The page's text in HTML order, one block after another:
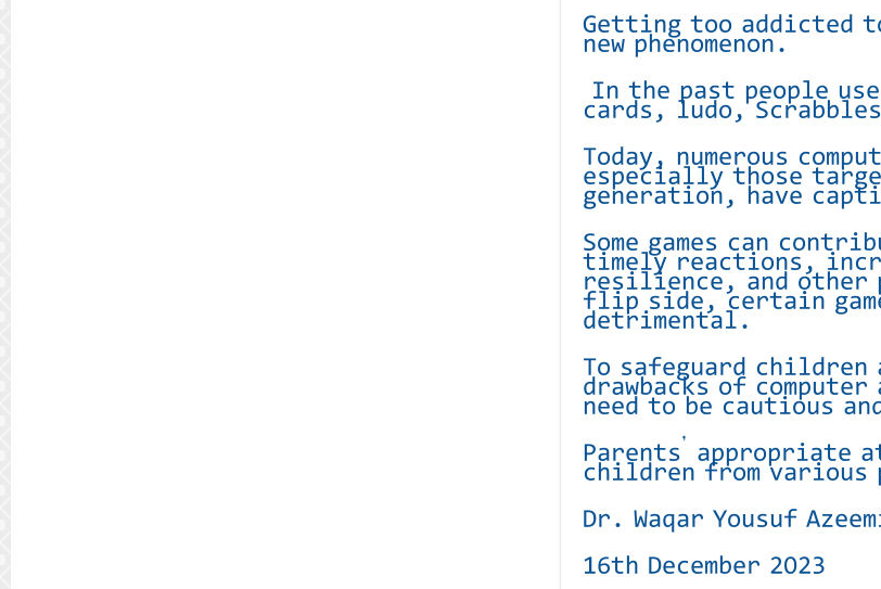
Getting too addicted
new phenomenon.
In the past people
cards, ludo,
Today, numerous
especially those
generation, have
Some games can
timely reactions,
resilience, and
flip side, certain
detrimental.
To safeguard children
drawbacks of
need to be cautious
Parents’ appropriate
children from
Dr. Waqar Yousuf
16th December 2023